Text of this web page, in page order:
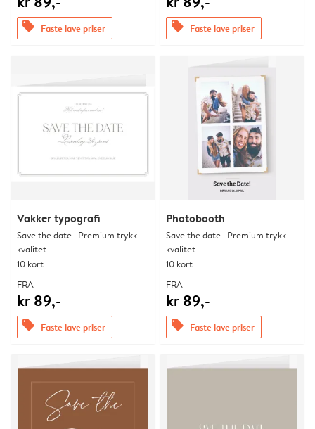
offers Faste lave priser offers Faste lave priser
Vakker typografi
Save the date | Premium trykk-
kvalitet
10 kort
FRA
kr 89,-
offers Faste lave priser
Photobooth
Save the date | Premium trykk-
kvalitet
10 kort
FRA
kr 89,-
offers Faste lave priser